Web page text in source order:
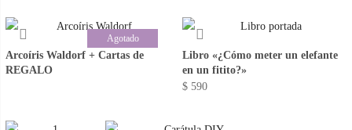
Agotado
Arcoíris Waldorf + Cartas de
REGALO
Libro «¿Cómo meter un elefante
en un fitito?»
$ 590